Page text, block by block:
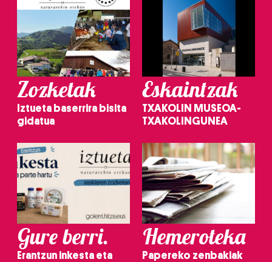
Zozketak
Iztueta baserrira bisita
gidatua
Eskaintzak
TXAKOLIN MUSEOA-
TXAKOLINGUNEA
Gure berri.
Erantzun inkesta eta
Hemeroteka
Papereko zenbakiak